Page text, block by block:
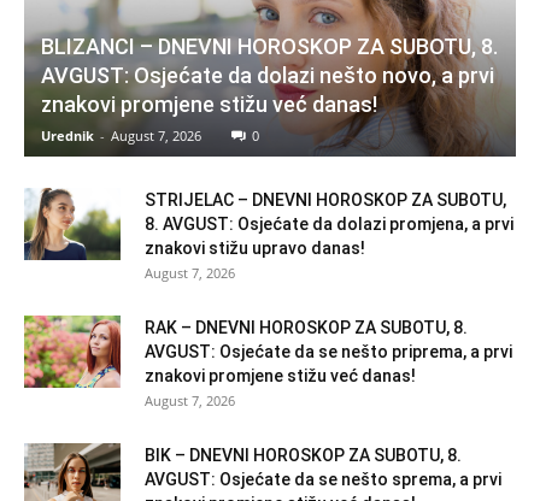
BLIZANCI – DNEVNI HOROSKOP ZA SUBOTU, 8.
AVGUST: Osjećate da dolazi nešto novo, a prvi
znakovi promjene stižu već danas!
Urednik - August 7, 2026 0
STRIJELAC – DNEVNI HOROSKOP ZA SUBOTU,
8. AVGUST: Osjećate da dolazi promjena, a prvi
znakovi stižu upravo danas!
August 7, 2026
RAK – DNEVNI HOROSKOP ZA SUBOTU, 8.
AVGUST: Osjećate da se nešto priprema, a prvi
znakovi promjene stižu već danas!
August 7, 2026
BIK – DNEVNI HOROSKOP ZA SUBOTU, 8.
AVGUST: Osjećate da se nešto sprema, a prvi